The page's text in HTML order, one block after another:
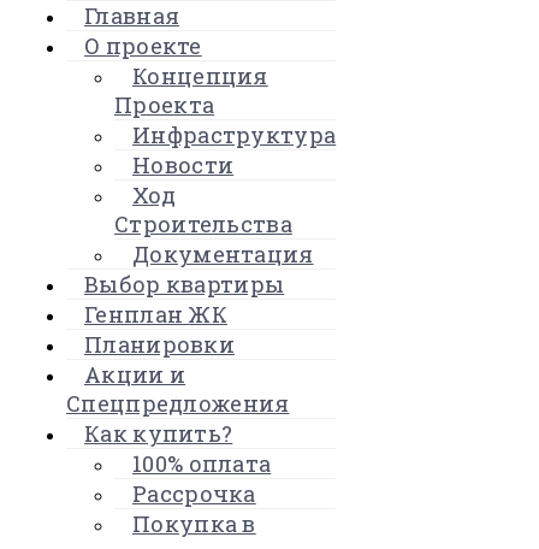
Главная
О проекте
Концепция
Проекта
Инфраструктура
Новости
Ход
Строительства
Документация
Выбор квартиры
Генплан ЖК
Планировки
Акции и
Спецпредложения
Как купить?
100% оплата
Рассрочка
Покупка в